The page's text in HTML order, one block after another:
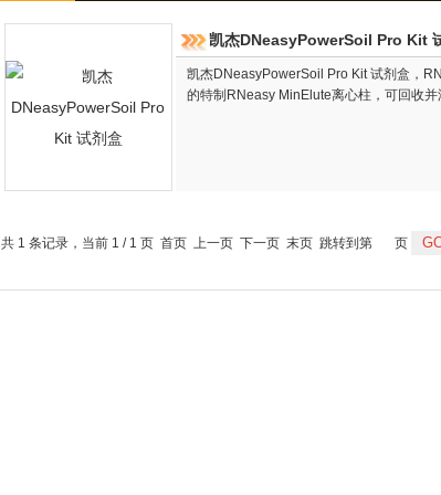
凯杰DNeasyPowerSoil Pro Kit
凯杰DNeasyPowerSoil Pro Kit 试剂盒，
的特制RNeasy MinElute离心柱，可回收并
共 1 条记录，当前 1 / 1 页 首页 上一页 下一页 末页 跳转到第 页